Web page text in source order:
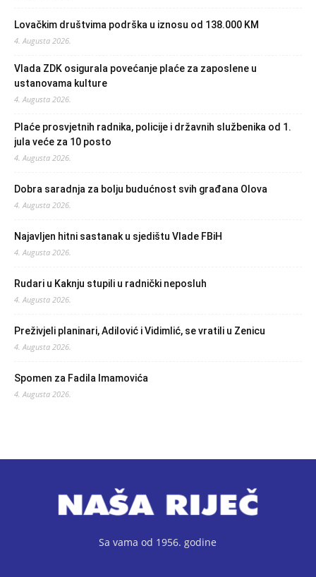
Lovačkim društvima podrška u iznosu od 138.000 KM
4. Augusta 2026.
Vlada ZDK osigurala povećanje plaće za zaposlene u
ustanovama kulture
4. Augusta 2026.
Plaće prosvjetnih radnika, policije i državnih službenika od 1.
jula veće za 10 posto
4. Augusta 2026.
Dobra saradnja za bolju budućnost svih građana Olova
4. Augusta 2026.
Najavljen hitni sastanak u sjedištu Vlade FBiH
4. Augusta 2026.
Rudari u Kaknju stupili u radnički neposluh
4. Augusta 2026.
Preživjeli planinari, Adilović i Vidimlić, se vratili u Zenicu
4. Augusta 2026.
Spomen za Fadila Imamovića
4. Augusta 2026.
Sa vama od 1956. godine